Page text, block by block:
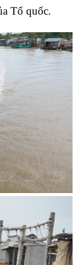
Tổ quốc.